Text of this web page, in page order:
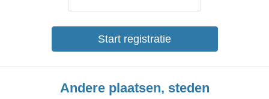
Start registratie
Andere plaatsen, steden